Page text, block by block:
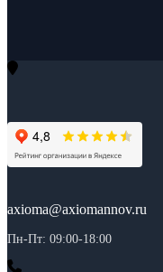
axioma@axiomannov.ru
Пн-Пт: 09:00-18:00